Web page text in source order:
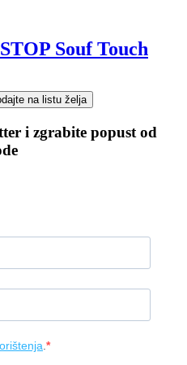
Souf Touch
na listu želja
i zgrabite popust od